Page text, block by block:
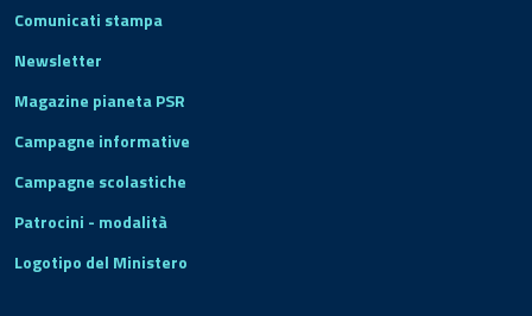
Comunicati stampa
Newsletter
Magazine pianeta PSR
Campagne informative
Campagne scolastiche
Patrocini - modalità
Logotipo del Ministero